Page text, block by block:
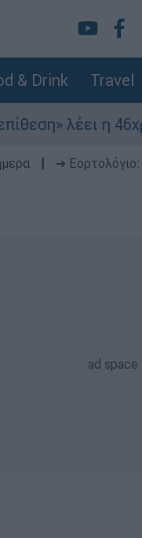
& Drink Travel
η 46χρονη -
➔ Εορτολόγιο: